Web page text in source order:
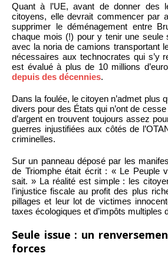
Quant à l’UE, avant de donner des
citoyens, elle devrait commencer par
supprimer le déménagement entre
chaque mois (!) pour y tenir une seule
avec la noria de camions transportant
nécessaires aux technocrates qui s’y
est évalué à plus de 10 millions
depuis des décennies.
Dans la foulée, le citoyen n’admet plus
divers pour des États qui n’ont de
d’argent en trouvent toujours assez
guerres injustifiées aux côtés de
criminelles.
Sur un panneau déposé par les
de Triomphe était écrit : « Le Peuple
sait. » La réalité est simple : les
l’injustice fiscale au profit des plus
pillages et leur lot de victimes
taxes écologiques et d’impôts multiples
Seule issue : un
forces